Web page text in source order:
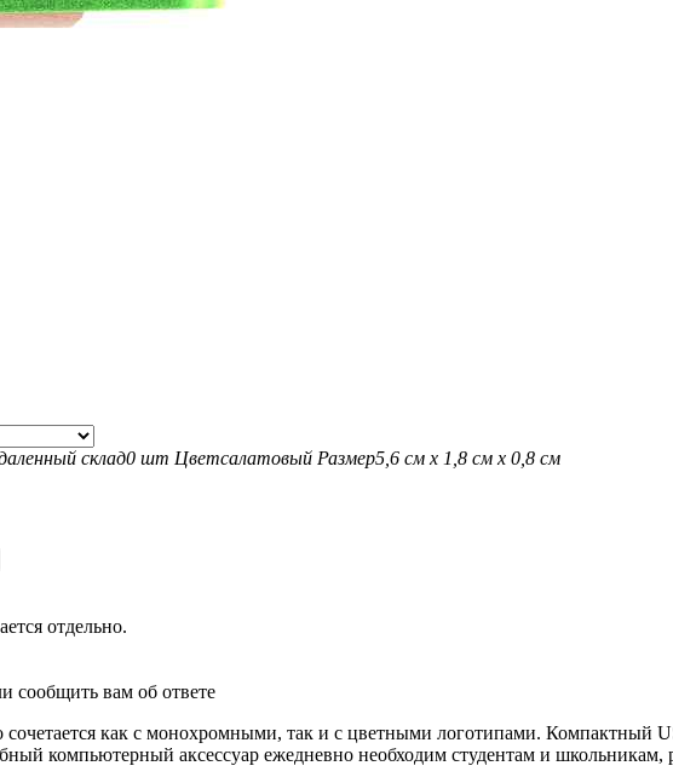
склад0 шт Цветсалатовый Размер5,6 см х 1,8 см х 0,8 см
отдельно.
сообщить вам об ответе
как с монохромными, так и с цветными логотипами. Компактный
компьютерный аксессуар ежедневно необходим студентам и школьникам,